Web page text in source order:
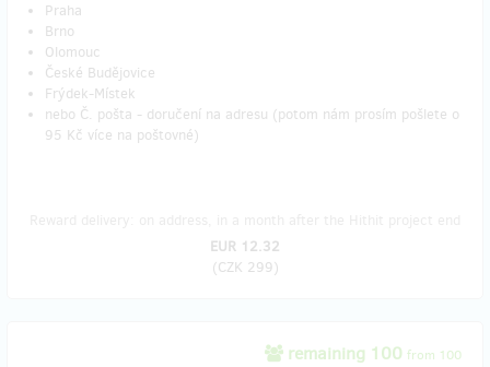
Praha
Brno
Olomouc
České Budějovice
Frýdek-Místek
nebo Č. pošta - doručení na adresu (potom nám prosím pošlete o
95 Kč více na poštovné)
EUR 12.32
(CZK 299)
remaining 100 from 100